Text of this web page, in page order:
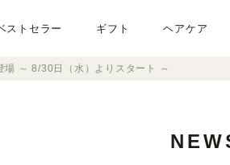
ストセラー ギフト ヘアケア
～ 8/30日（水）よりスタート ～